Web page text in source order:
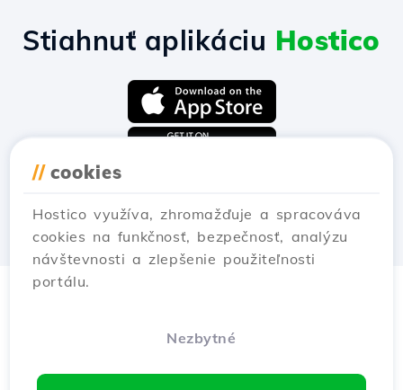
// cookies
Hostico využíva, zhromažďuje a spracováva
cookies na funkčnosť, bezpečnosť, analýzu
návštevnosti a zlepšenie použiteľnosti
portálu.
Nezbytné
Stiahnuť aplikáciu Hostico